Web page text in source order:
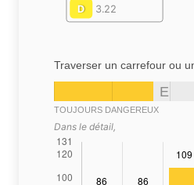
D
3.22
Traverser un carrefour ou
E
TOUJOURS DANGEREUX
Dans le détail,